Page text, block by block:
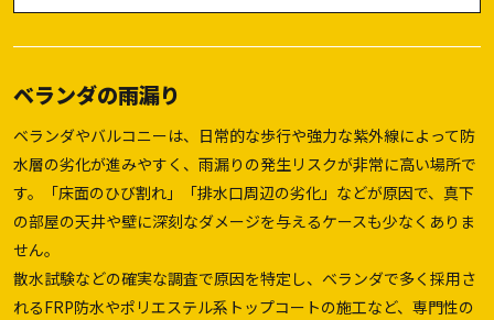
ベランダの雨漏り
ベランダやバルコニーは、日常的な歩行や強力な紫外線によって防
水層の劣化が進みやすく、雨漏りの発生リスクが非常に高い場所で
す。「床面のひび割れ」「排水口周辺の劣化」などが原因で、真下
の部屋の天井や壁に深刻なダメージを与えるケースも少なくありま
せん。
散水試験などの確実な調査で原因を特定し、ベランダで多く採用さ
れるFRP防水やポリエステル系トップコートの施工など、専門性の